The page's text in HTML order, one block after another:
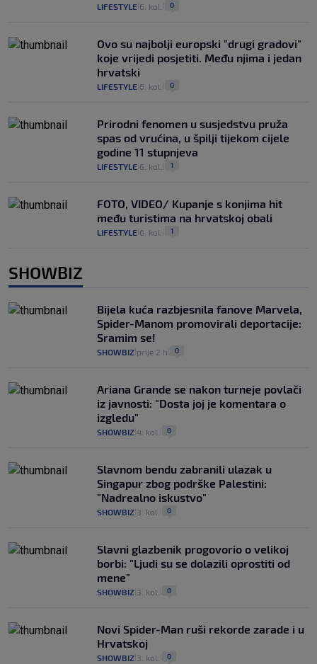
LIFESTYLE 6. kol. 0
Ovo su najbolji europski "drugi gradovi"
koje vrijedi posjetiti. Među njima i jedan
hrvatski
LIFESTYLE 6. kol. 0
Prirodni fenomen u susjedstvu pruža
spas od vrućina, u špilji tijekom cijele
godine 11 stupnjeva
LIFESTYLE 6. kol. 1
FOTO, VIDEO/ Kupanje s konjima hit
među turistima na hrvatskoj obali
LIFESTYLE 6. kol. 1
SHOWBIZ
Bijela kuća razbjesnila fanove Marvela,
Spider-Manom promovirali deportacije:
Sramim se!
SHOWBIZ prije 2 h 0
Ariana Grande se nakon turneje povlači
iz javnosti: "Dosta joj je komentara o
izgledu"
SHOWBIZ 4. kol. 0
Slavnom bendu zabranili ulazak u
Singapur zbog podrške Palestini:
"Nadrealno iskustvo"
SHOWBIZ 3. kol. 0
Slavni glazbenik progovorio o velikoj
borbi: "Ljudi su se dolazili oprostiti od
mene"
SHOWBIZ 3. kol. 0
Novi Spider-Man ruši rekorde zarade i u
Hrvatskoj
SHOWBIZ 3. kol. 0